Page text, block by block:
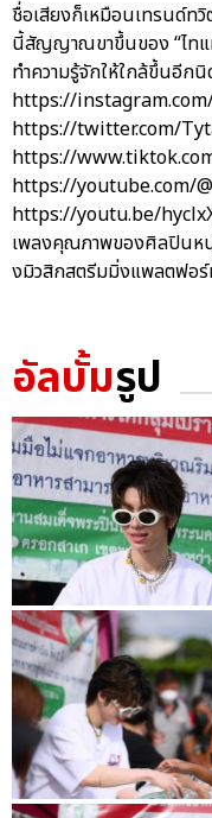
ชื่อเสียงก็เหมือนเทรนด์ท
นี้สัญญาณขาขึ้นของ “ไทแ
ทำความรู้จักให้ใกล้ขึ้นอีก
https://
https://twitter.com/
https://
https://youtube.com/
https://youtu.be/
เพลงคุณภาพของศิลปินห
งมิวสิกสตรีมมิ่งแพลตฟ
อัลบั้มรูป